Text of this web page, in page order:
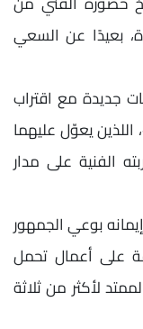
بعيدًا عن السعي
جديدة مع اقتراب
يعوّل عليهما
الفنية على مدار
بوعي الجمهور
على أعمال تحمل
لأكثر من ثلاثة